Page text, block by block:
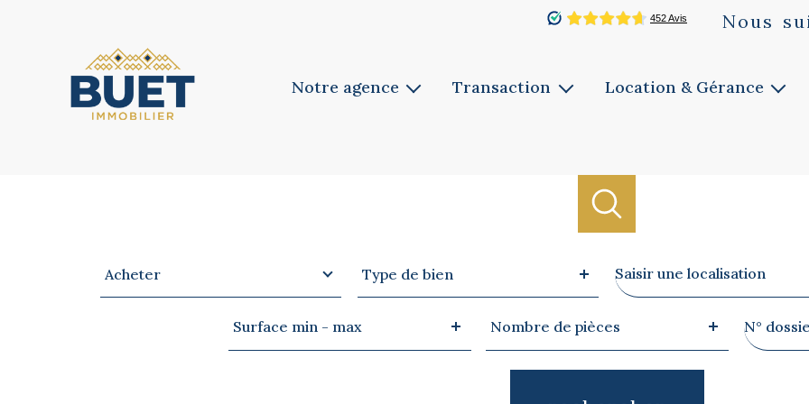
Nous
Notre agence Transaction Location & Gérance
RECHERCHE
d'offre
Acheter
de
bien
Type de bien
min
-
Surface min - max
de
pièces
Nombre de pièces